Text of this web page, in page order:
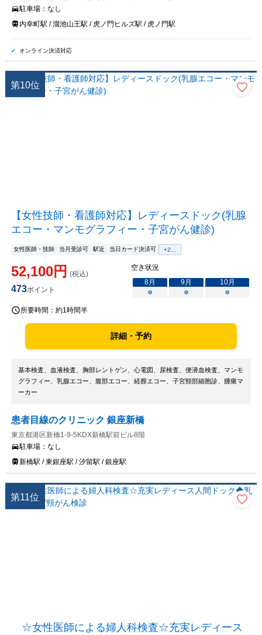
駐車場： なし
内幸町駅 / 溜池山王駅 / 虎ノ門ヒルズ駅 / 虎ノ門駅
オンライン決済対応
第10位
【女性技師・看護師対応】レディースドック(乳腺
エコー・マンモグラフィー・子宮がん健診)
女性医師・技師 当月受診可 駅近 当日カード決済可 +2...
52,100円 (税込)
473ポイント
空き状況
8月 9月 10月
○
○ ○
所要時間： 約1時間半
詳細・予約
基本検査、血液検査、胸部レントゲン、心電図、尿検査、便潜血検査、マンモ
グラフィー、乳腺エコー、腹部エコー、経膣エコー、子宮頸部細胞診、腫瘍マ
ーカー
患者目線のクリニック 銀座新橋
東京都港区新橋1-9-5KDX新橋駅前ビル8階
駐車場： なし
新橋駅 / 東銀座駅 / 汐留駅 / 銀座駅
第11位
☆女性医師による婦人科検査☆充実レディース